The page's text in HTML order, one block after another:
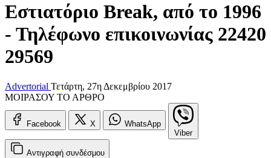
Εστιατόριο Break, από το 1996
- Τηλέφωνο επικοινωνίας 22420
29569
Advertorial Τετάρτη, 27η Δεκεμβρίου 2017
ΜΟΙΡΑΣΟΥ ΤΟ ΑΡΘΡΟ
Facebook X
WhatsApp
Viber
Αντιγραφή συνδέσμου